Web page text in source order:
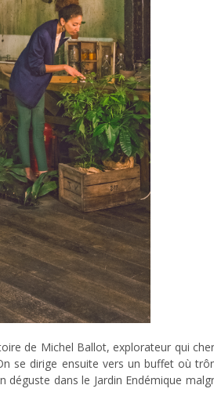
de Michel Ballot, explorateur qui
se dirige ensuite vers un buffet où
dans le Jardin Endémique